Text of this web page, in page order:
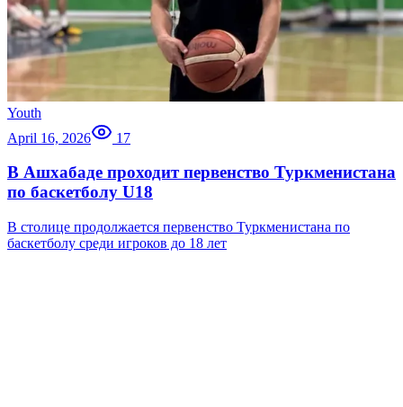
Youth
April 16, 2026
17
В Ашхабаде проходит первенство Туркменистана
по баскетболу U18
В столице продолжается первенство Туркменистана по
баскетболу среди игроков до 18 лет